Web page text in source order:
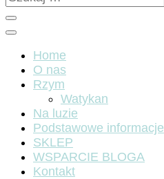
Home
O nas
Rzym
Watykan
Na luzie
Podstawowe informacje
SKLEP
WSPARCIE BLOGA
Kontakt